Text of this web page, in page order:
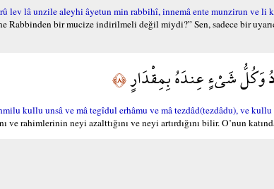
lev lâ unzile aleyhi âyetun min rabbihî, innemâ ente munzirun ve li
Rabbinden bir mucize indirilmeli değil miydi?” Sen, sadece bir
وَكُلُّ شَيْءٍ عِندَهُ بِمِقْدَارٍ﴿٨﴾
kullu unsâ ve mâ tegîdul erhâmu ve mâ tezdâd(tezdâdu), ve kullu
ve rahimlerinin neyi azalttığını ve neyi artırdığını bilir. O’nun